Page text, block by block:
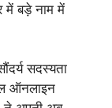
में बड़े नाम में
सदस्यता
ऑनलाइन